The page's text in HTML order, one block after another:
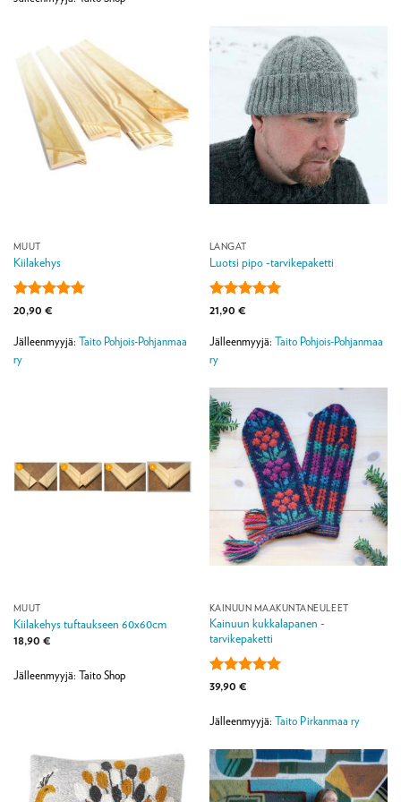
MUUT
Kiilakehys
Arvostelu
/ 5
20,90 €
Jälleenmyyjä: Taito Pohjois-Pohjanmaa
ry
LANGAT
Luotsi pipo -tarvikepaketti
Arvostelu
/ 5
21,90 €
Jälleenmyyjä: Taito Pohjois-Pohjanmaa
ry
MUUT
Kiilakehys tuftaukseen 60x60cm
18,90 €
Jälleenmyyjä: Taito Shop
KAINUUN MAAKUNTANEULEET
Kainuun kukkalapanen -
tarvikepaketti
Arvostelu
/ 5
39,90 €
Jälleenmyyjä: Taito Pirkanmaa ry